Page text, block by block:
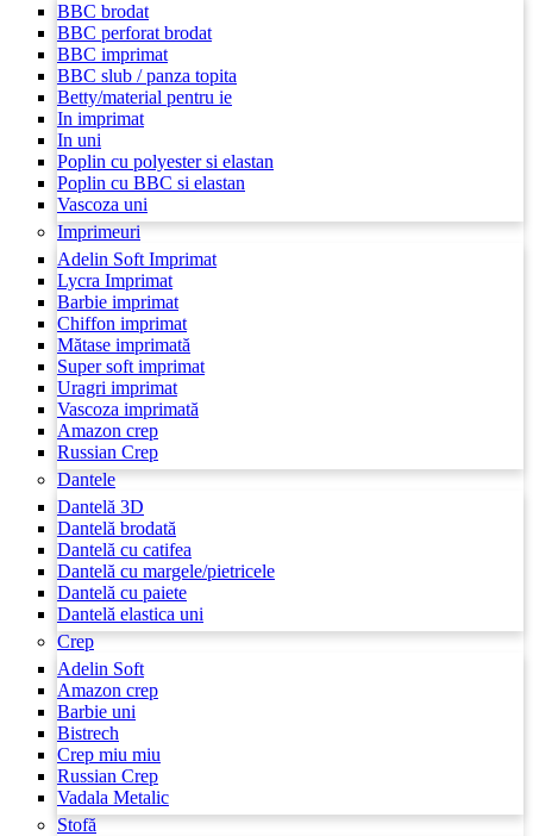
BBC brodat
BBC perforat brodat
BBC imprimat
BBC slub / panza topita
Betty/material pentru ie
In imprimat
In uni
Poplin cu polyester si elastan
Poplin cu BBC si elastan
Vascoza uni
Imprimeuri
Adelin Soft Imprimat
Lycra Imprimat
Barbie imprimat
Chiffon imprimat
Mătase imprimată
Super soft imprimat
Uragri imprimat
Vascoza imprimată
Amazon crep
Russian Crep
Dantele
Dantelă 3D
Dantelă brodată
Dantelă cu catifea
Dantelă cu margele/pietricele
Dantelă cu paiete
Dantelă elastica uni
Crep
Adelin Soft
Amazon crep
Barbie uni
Bistrech
Crep miu miu
Russian Crep
Vadala Metalic
Stofă